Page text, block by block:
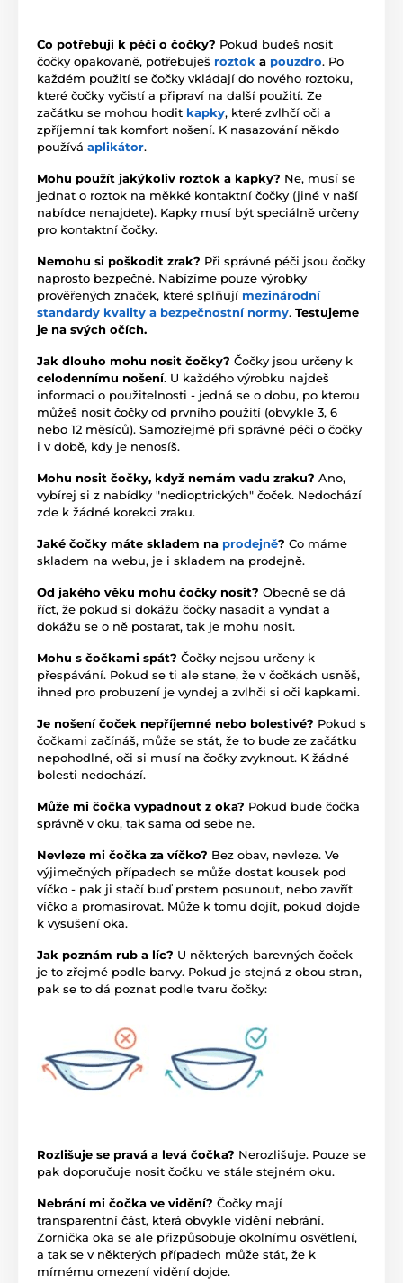
Co potřebuji k péči o čočky? Pokud budeš nosit
čočky opakovaně, potřebuješ roztok a pouzdro. Po
každém použití se čočky vkládají do nového roztoku,
které čočky vyčistí a připraví na další použití. Ze
začátku se mohou hodit kapky, které zvlhčí oči a
zpříjemní tak komfort nošení. K nasazování někdo
používá aplikátor.
Mohu použít jakýkoliv roztok a kapky? Ne, musí se
jednat o roztok na měkké kontaktní čočky (jiné v naší
nabídce nenajdete). Kapky musí být speciálně určeny
pro kontaktní čočky.
Nemohu si poškodit zrak? Při správné péči jsou čočky
naprosto bezpečné. Nabízíme pouze výrobky
prověřených značek, které splňují mezinárodní
standardy kvality a bezpečnostní normy. Testujeme
je na svých očích.
Jak dlouho mohu nosit čočky? Čočky jsou určeny k
celodennímu nošení. U každého výrobku najdeš
informaci o použitelnosti - jedná se o dobu, po kterou
můžeš nosit čočky od prvního použití (obvykle 3, 6
nebo 12 měsíců). Samozřejmě při správné péči o čočky
i v době, kdy je nenosíš.
Mohu nosit čočky, když nemám vadu zraku? Ano,
vybírej si z nabídky "nedioptrických" čoček. Nedochází
zde k žádné korekci zraku.
Jaké čočky máte skladem na prodejně? Co máme
skladem na webu, je i skladem na prodejně.
Od jakého věku mohu čočky nosit? Obecně se dá
říct, že pokud si dokážu čočky nasadit a vyndat a
dokážu se o ně postarat, tak je mohu nosit.
Mohu s čočkami spát? Čočky nejsou určeny k
přespávání. Pokud se ti ale stane, že v čočkách usněš,
ihned pro probuzení je vyndej a zvlhči si oči kapkami.
Je nošení čoček nepříjemné nebo bolestivé? Pokud s
čočkami začínáš, může se stát, že to bude ze začátku
nepohodlné, oči si musí na čočky zvyknout. K žádné
bolesti nedochází.
Může mi čočka vypadnout z oka? Pokud bude čočka
správně v oku, tak sama od sebe ne.
Nevleze mi čočka za víčko? Bez obav, nevleze. Ve
výjimečných případech se může dostat kousek pod
víčko - pak ji stačí buď prstem posunout, nebo zavřít
víčko a promasírovat. Může k tomu dojít, pokud dojde
k vysušení oka.
Jak poznám rub a líc? U některých barevných čoček
je to zřejmé podle barvy. Pokud je stejná z obou stran,
pak se to dá poznat podle tvaru čočky:
Rozlišuje se pravá a levá čočka? Nerozlišuje. Pouze se
pak doporučuje nosit čočku ve stále stejném oku.
Nebrání mi čočka ve vidění? Čočky mají
transparentní část, která obvykle vidění nebrání.
Zornička oka se ale přizpůsobuje okolnímu osvětlení,
a tak se v některých případech může stát, že k
mírnému omezení vidění dojde.